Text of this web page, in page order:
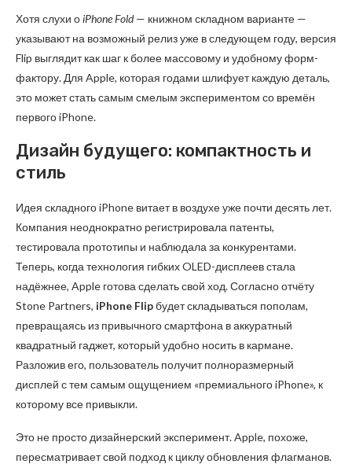
Хотя слухи оiPhone Fold— книжном складном варианте —
указывают на возможный релиз уже в следующем году, версия
Flip выглядит как шаг к более массовому и удобному форм-
фактору. Для Apple, которая годами шлифует каждую деталь,
это может стать самым смелым экспериментом со времён
первого iPhone.
Дизайн будущего: компактность и
стиль
Идея складного iPhone витает в воздухе уже почти десять лет.
Компания неоднократно регистрировала патенты,
тестировала прототипы и наблюдала за конкурентами.
Теперь, когда технология гибких OLED-дисплеев стала
надёжнее, Apple готова сделать свой ход. Согласно отчёту
Stone Partners, iPhone Flipбудет складываться пополам,
превращаясь из привычного смартфона в аккуратный
квадратный гаджет, который удобно носить в кармане.
Разложив его, пользователь получит полноразмерный
дисплей с тем самым ощущением «премиального iPhone», к
которому все привыкли.
Это не просто дизайнерский эксперимент. Apple, похоже,
пересматривает свой подход к циклу обновления флагманов.